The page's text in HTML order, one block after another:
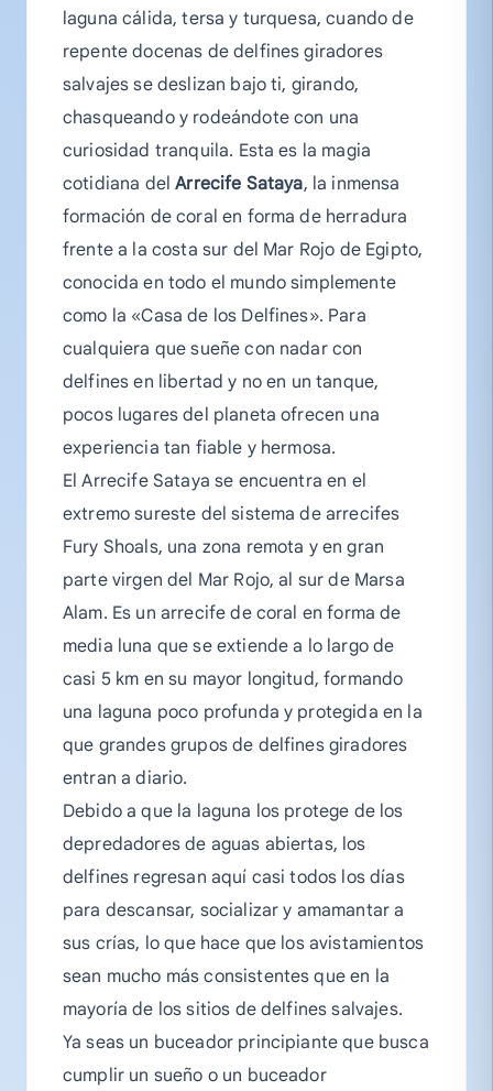
laguna cálida, tersa y turquesa, cuando de
repente docenas de delfines giradores
salvajes se deslizan bajo ti, girando,
chasqueando y rodeándote con una
curiosidad tranquila. Esta es la magia
cotidiana delArrecife Sataya, la inmensa
formación de coral en forma de herradura
frente a la costa sur del Mar Rojo de Egipto,
conocida en todo el mundo simplemente
como la «Casa de los Delfines». Para
cualquiera que sueñe con nadar con
delfines en libertad y no en un tanque,
pocos lugares del planeta ofrecen una
experiencia tan fiable y hermosa.
El Arrecife Sataya se encuentra en el
extremo sureste del sistema de arrecifes
Fury Shoals, una zona remota y en gran
parte virgen del Mar Rojo, al sur de Marsa
Alam. Es un arrecife de coral en forma de
media luna que se extiende a lo largo de
casi 5 km en su mayor longitud, formando
una laguna poco profunda y protegida en la
que grandes grupos de delfines giradores
entran a diario.
Debido a que la laguna los protege de los
depredadores de aguas abiertas, los
delfines regresan aquí casi todos los días
para descansar, socializar y amamantar a
sus crías, lo que hace que los avistamientos
sean mucho más consistentes que en la
mayoría de los sitios de delfines salvajes.
Ya seas un buceador principiante que busca
cumplir un sueño o un buceador